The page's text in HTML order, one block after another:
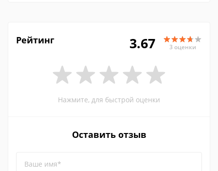
Рейтинг 3.67 3 оценки
Нажмите, для быстрой оценки
Оставить отзыв
Ваше имя*